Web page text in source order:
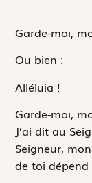
Garde-moi,
Ou bien :
Alléluia !
Garde-moi,
J’ai dit au
Seigneur,
de toi dépend